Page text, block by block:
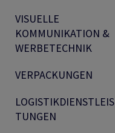
VISUELLE
KOMMUNIKATION &
WERBETECHNIK
VERPACKUNGEN
LOGISTIKDIENSTLEIS
TUNGEN